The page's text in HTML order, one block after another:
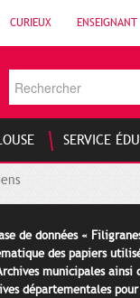
CURIEUX ENSEIGNANT
SERVICE
de données «
des papiers
municipales ainsi
départementales